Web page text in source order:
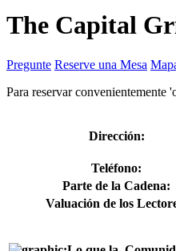
The Capital
Pregunte Reserve una Mesa
Para reservar convenientemente
Dirección:
Teléfono:
Parte de la Cadena:
Valuación de los